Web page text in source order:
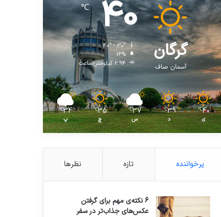
گرگان
آسمان صاف
40
℃
40º - 30º
16%
2.94 کیلومتر/ساعت
40
℃
ی
39
℃
د
37
℃
س
35
℃
چ
34
℃
پ
پرخواننده تازه نظرها
6 نکته‌ی مهم برای گرفتن
عکس‌های جذاب‌تر در سفر